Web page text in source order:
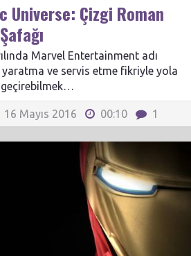
Universe: Çizgi Roman
Marvel Entertainment adı
ve servis etme fikriyle yola
geçirebilmek…
16 Mayıs 2016 00:10 1